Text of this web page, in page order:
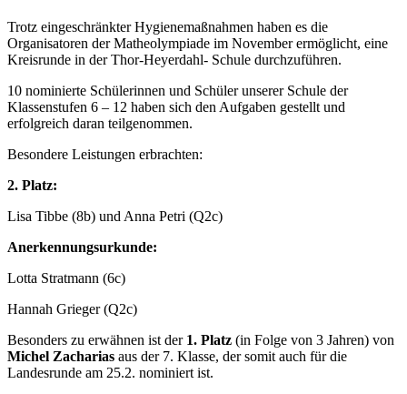
Trotz eingeschränkter Hygienemaßnahmen haben es die
Organisatoren der Matheolympiade im November ermöglicht, eine
Kreisrunde in der Thor-Heyerdahl- Schule durchzuführen.
10 nominierte Schülerinnen und Schüler unserer Schule der
Klassenstufen 6 – 12 haben sich den Aufgaben gestellt und
erfolgreich daran teilgenommen.
Besondere Leistungen erbrachten:
2. Platz:
Lisa Tibbe (8b) und Anna Petri (Q2c)
Anerkennungsurkunde:
Lotta Stratmann (6c)
Hannah Grieger (Q2c)
Besonders zu erwähnen ist der 1. Platz (in Folge von 3 Jahren) von
Michel Zacharias aus der 7. Klasse, der somit auch für die
Landesrunde am 25.2. nominiert ist.